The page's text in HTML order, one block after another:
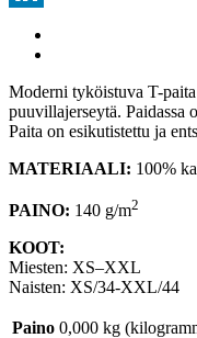
Moderni tyköistuva T-
puuvillajerseytä. Paidassa
Paita on esikutistettu ja
MATERIAALI: 100%
PAINO: 140 g/m2
KOOT:
Miesten: XS–XXL
Naisten: XS/34-XXL/44
Paino 0,000 kg